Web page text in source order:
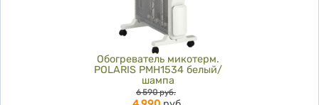
Обогреватель микотерм.
POLARIS PMH1534 белый/
шампа
Цена
6 590 руб.